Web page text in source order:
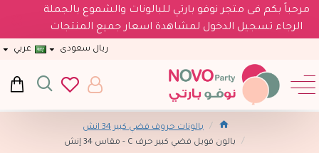
مرحباً بكم فى متجر نوفو بارتي للبالونات والشموع بالجملة
الرجاء تسجيل الدخول لمشاهدة اسعار جميع المنتجات
ريال سعودى عربي
بالونات حروف فضي كبير 34 انش
بالون فويل فضي كبير حرف C - مقاس 34 إنش